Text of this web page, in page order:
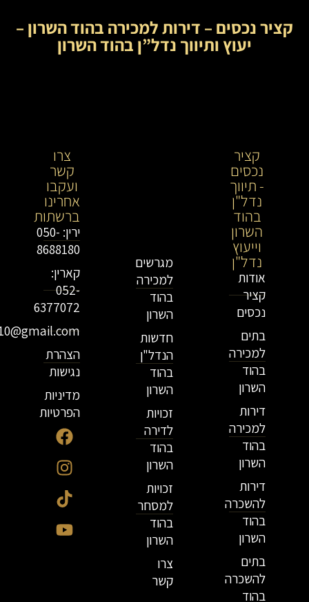
קציר נכסים – דירות למכירה בהוד השרון –
יעוץ ותיווך נדל”ן בהוד השרון
קציר
נכסים
- תיווך
נדל"ן
בהוד
השרון
וייעוץ
נדל"ן
אודות
קציר
נכסים
בתים
למכירה
בהוד
השרון
דירות
למכירה
בהוד
השרון
דירות
להשכרה
בהוד
השרון
בתים
להשכרה
בהוד
מגרשים
למכירה
בהוד
השרון
חדשות
הנדל"ן
בהוד
השרון
זכויות
לדירה
בהוד
השרון
זכויות
למסחר
בהוד
השרון
צרו
קשר
צרו
קשר
ועקבו
אחרינו
ברשתות
ירין: 050-
8688180
קארין:
052-
6377072
הצהרת
נגישות
מדיניות
הפרטיות